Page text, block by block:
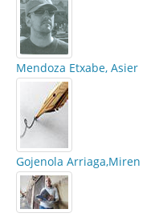
Mendoza Etxabe, Asier
Gojenola Arriaga,Miren